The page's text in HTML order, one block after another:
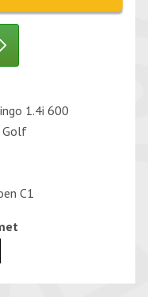
1.4i 600
Golf
C1